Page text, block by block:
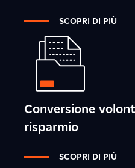
SCOPRI DI PIÙ
Conversione
risparmio
SCOPRI DI PIÙ